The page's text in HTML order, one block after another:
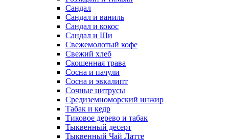
Сандал
Сандал и ваниль
Сандал и кокос
Сандал и Ши
Свежемолотый кофе
Свежий хлеб
Скошенная трава
Сосна и пачули
Сосна и эвкалипт
Сочные цитрусы
Средиземноморский инжир
Табак и кедр
Тиковое дерево и табак
Тыквенный десерт
Тыквенный Чай Латте